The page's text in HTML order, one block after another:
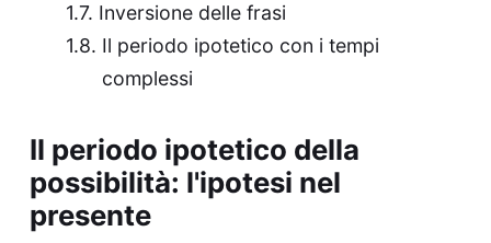
Inversione delle frasi
Il periodo ipotetico con i tempi
complessi
Il periodo ipotetico della
possibilità: l'ipotesi nel
presente